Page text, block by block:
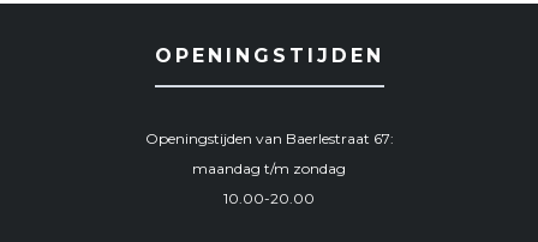
OPENINGSTIJDEN
Openingstijden van Baerlestraat 67:
maandag t/m zondag
10.00-20.00